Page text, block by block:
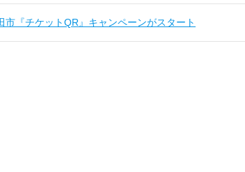
市『チケットQR』キャンペーンがスタート